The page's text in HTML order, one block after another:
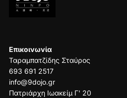
Επικοινωνία
Ταραμπατζίδης Σταύρος
693 691 2517
info@9dojo.gr
Πατριάρχη Ιωακείμ Γ' 20